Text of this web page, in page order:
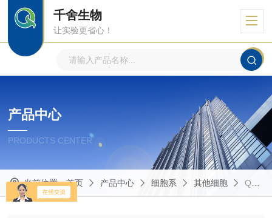
千舍生物
让实验更省心！
产品中心
PRODUCTS CENTER
当前位置：首页 产品中心 细胞系 其他细胞 QS-C004特惠产品中国仓鼠卵巢细胞CHO-K1